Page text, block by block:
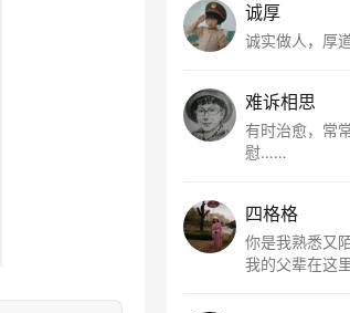
诚厚
诚实做人，厚
难诉相思
有时治愈，常
慰……
四格格
你是我熟悉又
我的父辈在这